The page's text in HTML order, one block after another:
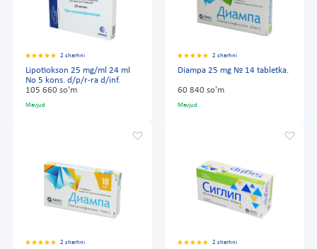
2 sharhni
Lipotiokson 25 mg/ml 24 ml
No 5 kons. d/p/r-ra d/inf.
105 660 so'm
Mavjud
2 sharhni
Diampa 25 mg № 14 tabletka.
60 840 so'm
Mavjud
2 sharhni 2 sharhni